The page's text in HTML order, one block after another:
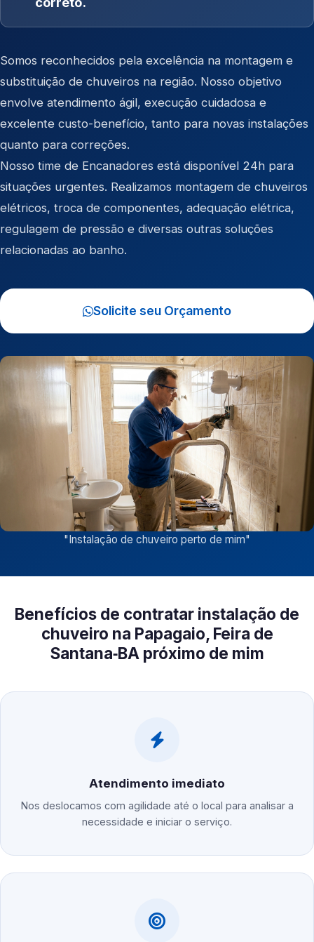
Somos reconhecidos pela excelência na montagem e
substituição de chuveiros na região. Nosso objetivo
envolve atendimento ágil, execução cuidadosa e
excelente custo-benefício, tanto para novas instalações
quanto para correções.
Nosso time de Encanadores está disponível 24h para
situações urgentes. Realizamos montagem de chuveiros
elétricos, troca de componentes, adequação elétrica,
regulagem de pressão e diversas outras soluções
relacionadas ao banho.
Solicite seu Orçamento
"Instalação de chuveiro perto de mim"
Benefícios de contratar instalação de
chuveiro na Papagaio, Feira de
Santana‑BA próximo de mim
Atendimento imediato
Nos deslocamos com agilidade até o local para analisar a
necessidade e iniciar o serviço.